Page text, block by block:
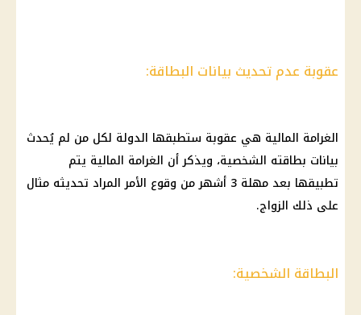
عقوبة عدم تحديث بيانات البطاقة:
الغرامة المالية هي عقوبة ستطبقها الدولة لكل من لم يُحدث
بيانات بطاقته الشخصية، ويذكر أن الغرامة المالية يتم
تطبيقها بعد مهلة 3 أشهر من وقوع الأمر المراد تحديثه مثال
على ذلك الزواج.
البطاقة الشخصية: